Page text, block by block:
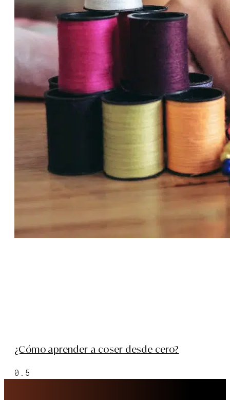
¿Cómo aprender a coser desde cero?